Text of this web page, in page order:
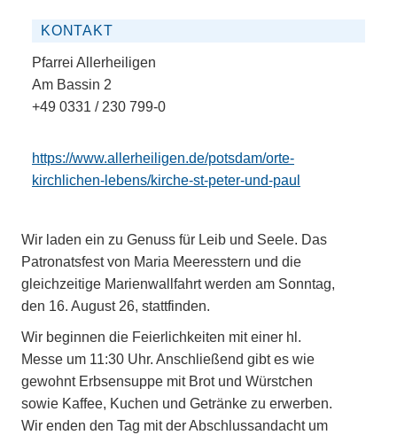
KONTAKT
Pfarrei Allerheiligen
Am Bassin 2
+49 0331 / 230 799-0
https://www.allerheiligen.de/potsdam/orte-
kirchlichen-lebens/kirche-st-peter-und-paul
Wir laden ein zu Genuss für Leib und Seele. Das
Patronatsfest von Maria Meeresstern und die
gleichzeitige Marienwallfahrt werden am Sonntag,
den 16. August 26, stattfinden.
Wir beginnen die Feierlichkeiten mit einer hl.
Messe um 11:30 Uhr. Anschließend gibt es wie
gewohnt Erbsensuppe mit Brot und Würstchen
sowie Kaffee, Kuchen und Getränke zu erwerben.
Wir enden den Tag mit der Abschlussandacht um